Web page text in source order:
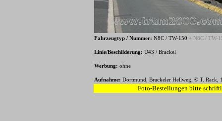
Fahrzeugtyp / Nummer: N8C / TW-150 + N8C / TW-
Linie/Beschilderung: U43 / Brackel
Werbung: ohne
Aufnahme: Dortmund, Brackeler Hellweg, © T. Rack,
Foto-Bestellungen bitte